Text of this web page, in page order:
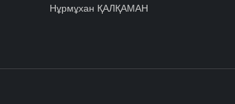
Нұрмұхан ҚАЛҚАМАН